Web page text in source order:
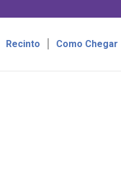
Recinto Como Chegar